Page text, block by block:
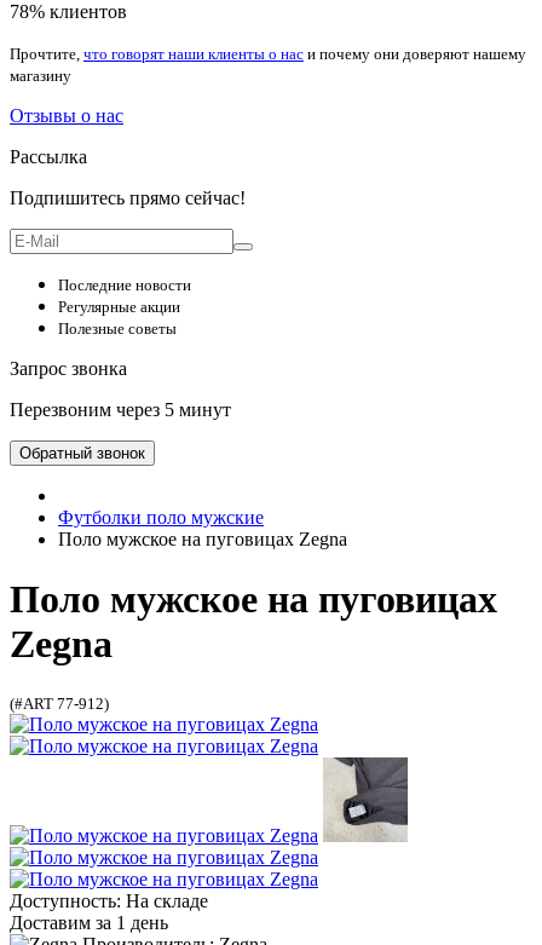
78% клиентов
Прочтите, что говорят наши клиенты о нас и почему они доверяют нашему
магазину
Отзывы о нас
Рассылка
Подпишитесь прямо сейчас!
Последние новости
Регулярные акции
Полезные советы
Запрос звонка
Перезвоним через 5 минут
Обратный звонок
Футболки поло мужские
Поло мужское на пуговицах Zegna
Поло мужское на пуговицах
Zegna
(#ART 77-912)
Доступность: На складе
Доставим за 1 день